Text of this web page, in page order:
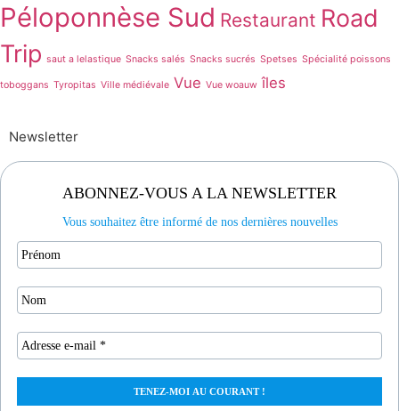
Péloponnèse Sud Restaurant Road
Trip saut a lelastique Snacks salés Snacks sucrés Spetses Spécialité poissons
toboggans Tyropitas Ville médiévale Vue Vue woauw îles
Newsletter
ABONNEZ-VOUS A LA NEWSLETTER
Vous souhaitez être informé de nos dernières nouvelles